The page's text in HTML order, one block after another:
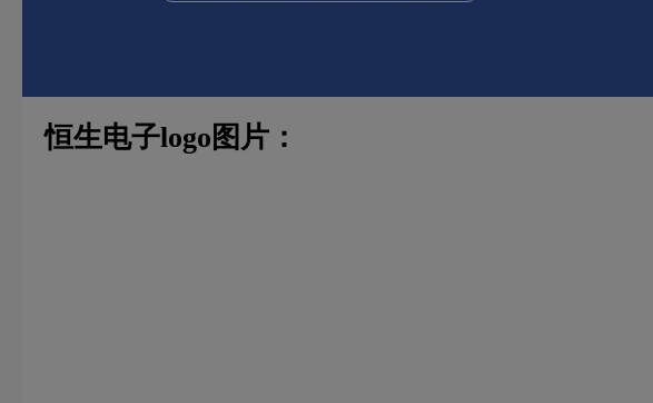
恒生电子logo图片：